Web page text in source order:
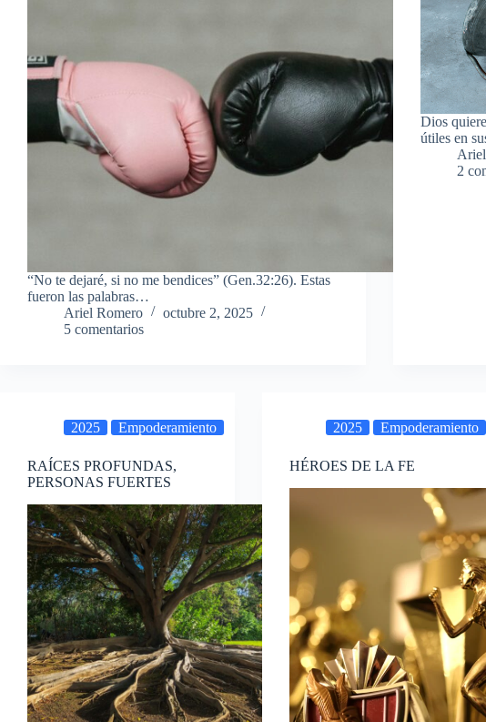
“No te dejaré, si no me bendices” (Gen.32:26). Estas
fueron las palabras…
Ariel Romero
octubre 2, 2025
5 comentarios
Dios
útiles en
2
2025 Empoderamiento
RAÍCES PROFUNDAS,
PERSONAS FUERTES
2025 Empoderamiento
HÉROES DE LA FE